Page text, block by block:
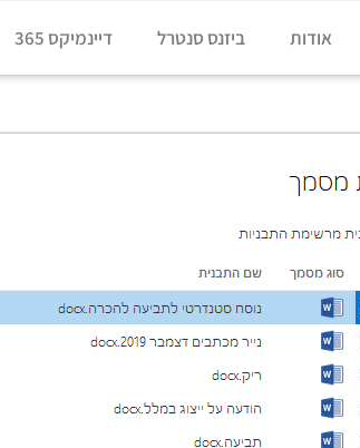
אודות ביזנס סנטרל דיינמיקס 365